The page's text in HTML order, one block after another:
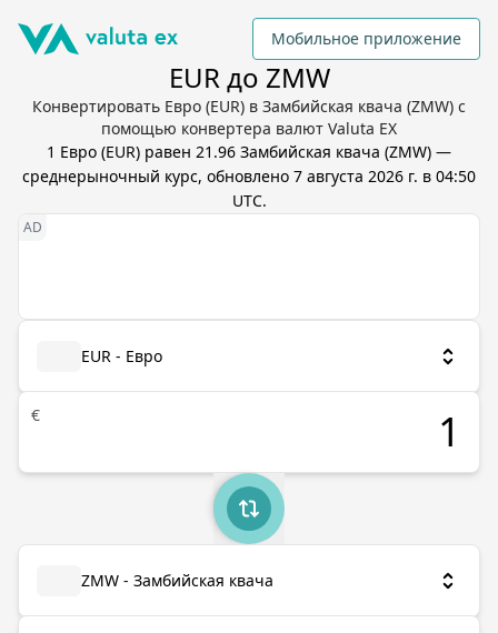
Мобильное приложение
EUR до ZMW
Конвертировать Евро (EUR) в Замбийская квача (ZMW) с
помощью конвертера валют Valuta EX
1 Евро (EUR) равен 21.96 Замбийская квача (ZMW) —
среднерыночный курс, обновлено 7 августа 2026 г. в 04:50
UTC.
EUR - Евро
€
ZMW - Замбийская квача